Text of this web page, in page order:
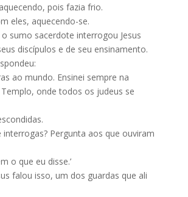
pois fazia frio.
eles, aquecendo-se.
sumo sacerdote interrogou Jesus
discípulos e de seu ensinamento.
ao mundo. Ensinei sempre na
onde todos os judeus se
interrogas? Pergunta aos que ouviram
o que eu disse.’
falou isso, um dos guardas que ali